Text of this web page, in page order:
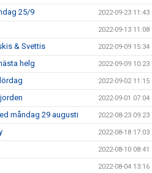
25/9 2022-09-23 11:43
2022-09-13 11:08
& Svettis 2022-09-09 15:34
helg 2022-09-09 10:23
2022-09-02 11:15
2022-09-01 07:04
måndag 29 augusti 2022-08-23 09:23
2022-08-18 17:03
2022-08-10 08:41
2022-08-04 13:16